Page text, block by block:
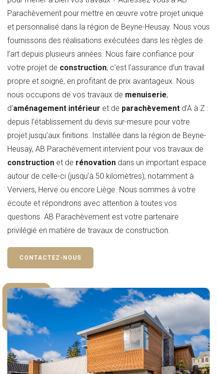
Parachèvement pour mettre en œuvre votre projet unique
et personnalisé dans la région de Beyne-Heusay. Nous vous
fournissons des réalisations exécutées dans les règles de
l’art depuis plusieurs années. Nous faire confiance pour
votre projet de construction, c’est l’assurance d’un travail
propre et soigné, en profitant de prix avantageux. Nous
nous occupons de vos travaux de menuiserie,
d’aménagement intérieur et de parachèvement d’A à Z :
depuis l’établissement du devis sur-mesure pour votre
projet jusqu’aux finitions. Installée dans la région de Beyne-
Heusay, AB Parachèvement intervient pour vos travaux de
construction et de rénovation dans un important espace
autour de celle-ci (jusqu’à 50 kilomètres), notamment à
Verviers, Herve ou encore Liège. Nous sommes à votre
écoute et répondrons avec attention à toutes vos
questions. AB Parachèvement est votre partenaire
privilégié en matière de travaux de construction.
CONTACTEZ-NOUS